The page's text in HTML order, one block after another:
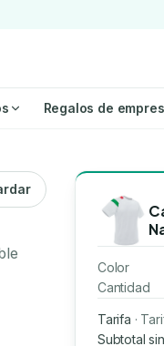
Regalos de
Color
Cantidad
Tarifa ·
Subtotal